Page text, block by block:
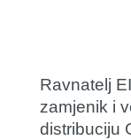
Ravnatelj
zamjenik i
distribuciju